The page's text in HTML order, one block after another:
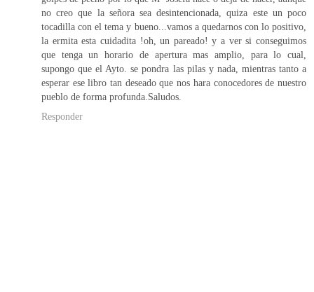
no creo que la señora sea desintencionada, quiza este un poco
tocadilla con el tema y bueno...vamos a quedarnos con lo positivo,
la ermita esta cuidadita !oh, un pareado! y a ver si conseguimos
que tenga un horario de apertura mas amplio, para lo cual,
supongo que el Ayto. se pondra las pilas y nada, mientras tanto a
esperar ese libro tan deseado que nos hara conocedores de nuestro
pueblo de forma profunda.Saludos.
Responder